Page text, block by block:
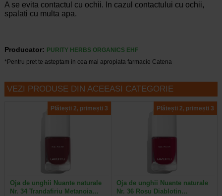
A se evita contactul cu ochii. In cazul contactului cu ochii,
spalati cu multa apa.
Producator:
PURITY HERBS ORGANICS EHF
*Pentru pret te asteptam in cea mai apropiata farmacie Catena
VEZI PRODUSE DIN ACEEASI CATEGORIE
Plătești 2, primești 3
Oja de unghii Nuante naturale
Nr. 34 Trandafiriu Metanoia…
Plătești 2, primești 3
Oja de unghii Nuante naturale
Nr. 36 Rosu Diablotin…